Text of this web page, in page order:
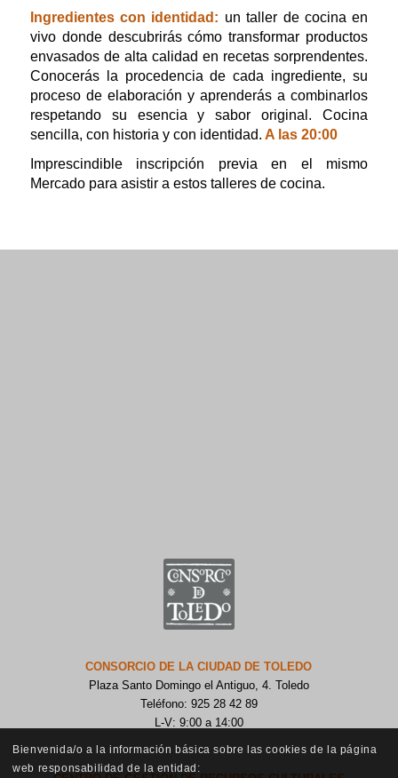
Ingredientes con identidad: un taller de cocina en
vivo donde descubrirás cómo transformar productos
envasados de alta calidad en recetas sorprendentes.
Conocerás la procedencia de cada ingrediente, su
proceso de elaboración y aprenderás a combinarlos
respetando su esencia y sabor original. Cocina
sencilla, con historia y con identidad. A las 20:00
Imprescindible inscripción previa en el mismo
Mercado para asistir a estos talleres de cocina.
CONSORCIO DE LA CIUDAD DE TOLEDO
Plaza Santo Domingo el Antiguo, 4. Toledo
Teléfono: 925 28 42 89
L-V: 9:00 a 14:00
Bienvenida/o a la información básica sobre las cookies de la página
web responsabilidad de la entidad: